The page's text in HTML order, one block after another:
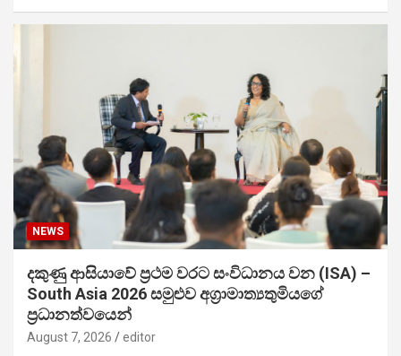
NEWS
දකුණු ආසියාවේ ප්‍රථම වරට සංවිධානය වන (ISA) –
South Asia 2026 සමුළුව අග්‍රාමාත්‍යතුමියගේ
ප්‍රධානත්වයෙන්
August 7, 2026 editor